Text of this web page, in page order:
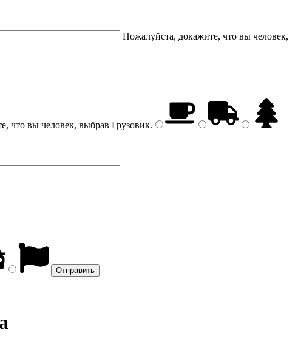
Пожалуйста, докажите, что вы человек,
что вы человек, выбрав Грузовик.